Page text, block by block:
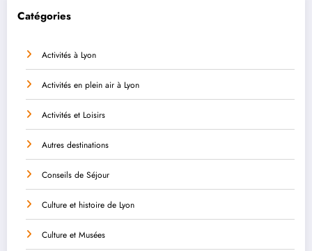
Catégories
Activités à Lyon
Activités en plein air à Lyon
Activités et Loisirs
Autres destinations
Conseils de Séjour
Culture et histoire de Lyon
Culture et Musées